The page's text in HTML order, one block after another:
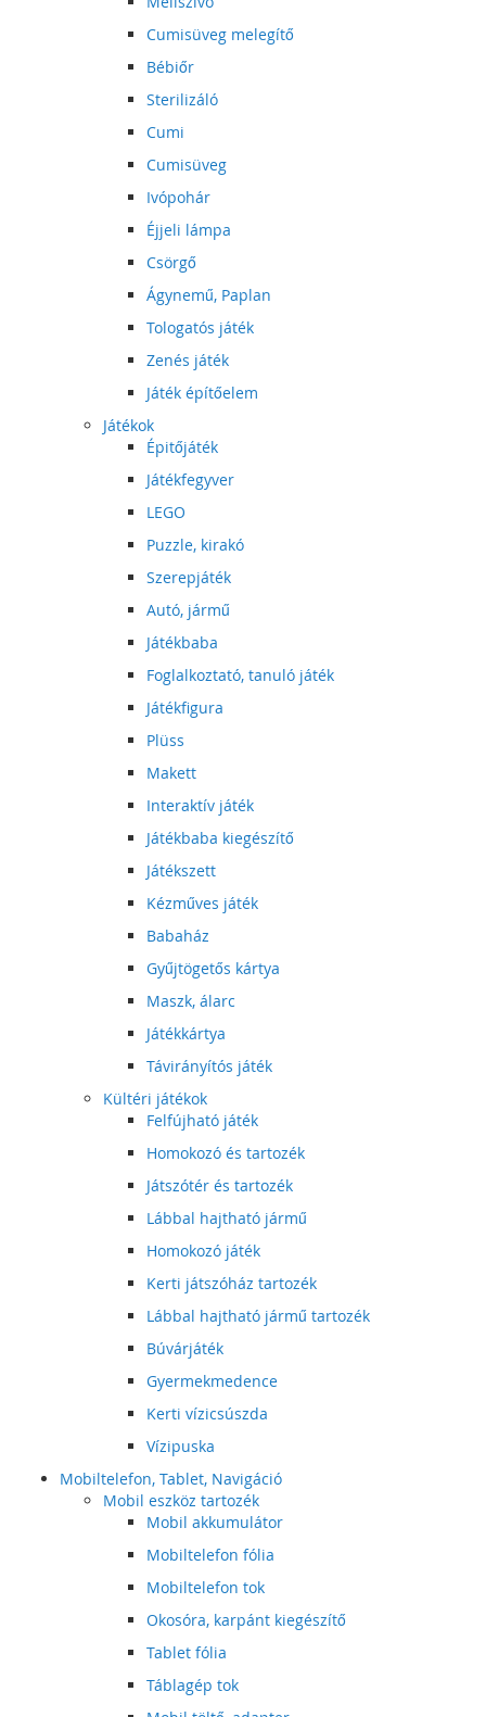
Cumisüveg melegítő
Bébiőr
Sterilizáló
Cumi
Cumisüveg
Ivópohár
Éjjeli lámpa
Csörgő
Ágynemű, Paplan
Tologatós játék
Zenés játék
Játék építőelem
Játékok
Épitőjáték
Játékfegyver
LEGO
Puzzle, kirakó
Szerepjáték
Autó, jármű
Játékbaba
Foglalkoztató, tanuló játék
Játékfigura
Plüss
Makett
Interaktív játék
Játékbaba kiegészítő
Játékszett
Kézműves játék
Babaház
Gyűjtögetős kártya
Maszk, álarc
Játékkártya
Távirányítós játék
Kültéri játékok
Felfújható játék
Homokozó és tartozék
Játszótér és tartozék
Lábbal hajtható jármű
Homokozó játék
Kerti játszóház tartozék
Lábbal hajtható jármű tartozék
Búvárjáték
Gyermekmedence
Kerti vízicsúszda
Vízipuska
Mobiltelefon, Tablet, Navigáció
Mobil eszköz tartozék
Mobil akkumulátor
Mobiltelefon fólia
Mobiltelefon tok
Okosóra, karpánt kiegészítő
Tablet fólia
Táblagép tok